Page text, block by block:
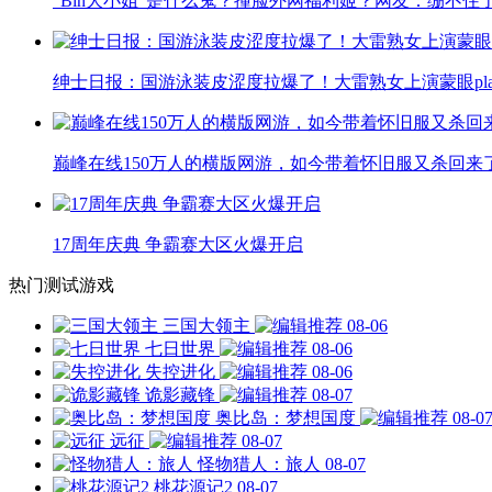
绅士日报：国游泳装皮涩度拉爆了！大雷熟女上演蒙眼
巅峰在线150万人的横版网游，如今带着怀旧服又杀回来
17周年庆典 争霸赛大区火爆开启
热门测试游戏
三国大领主
08-06
七日世界
08-06
失控进化
08-06
诡影藏锋
08-07
奥比岛：梦想国度
08-07
远征
08-07
怪物猎人：旅人 08-07
桃花源记2 08-07